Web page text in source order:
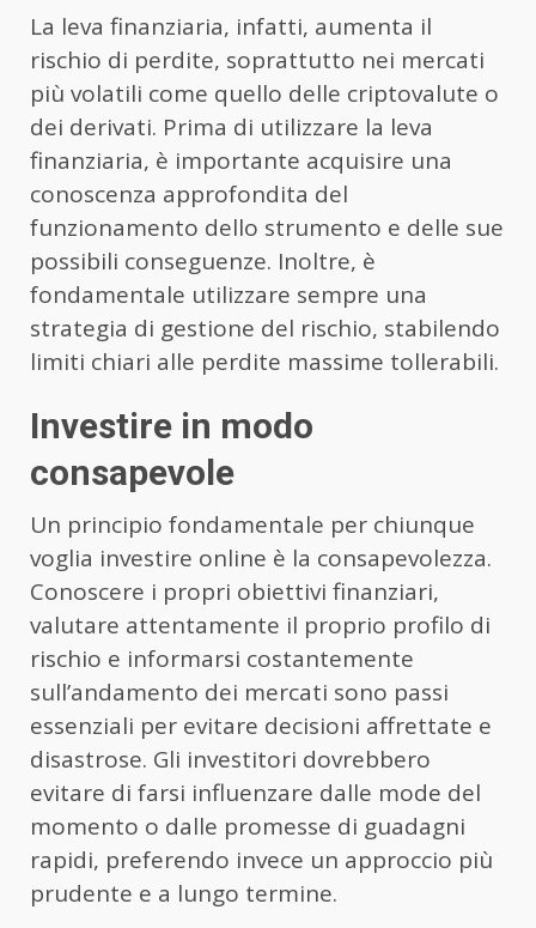
La leva finanziaria, infatti, aumenta il
rischio di perdite, soprattutto nei mercati
più volatili come quello delle criptovalute o
dei derivati. Prima di utilizzare la leva
finanziaria, è importante acquisire una
conoscenza approfondita del
funzionamento dello strumento e delle sue
possibili conseguenze. Inoltre, è
fondamentale utilizzare sempre una
strategia di gestione del rischio, stabilendo
limiti chiari alle perdite massime tollerabili.
Investire in modo
consapevole
Un principio fondamentale per chiunque
voglia investire online è la consapevolezza.
Conoscere i propri obiettivi finanziari,
valutare attentamente il proprio profilo di
rischio e informarsi costantemente
sull’andamento dei mercati sono passi
essenziali per evitare decisioni affrettate e
disastrose. Gli investitori dovrebbero
evitare di farsi influenzare dalle mode del
momento o dalle promesse di guadagni
rapidi, preferendo invece un approccio più
prudente e a lungo termine.